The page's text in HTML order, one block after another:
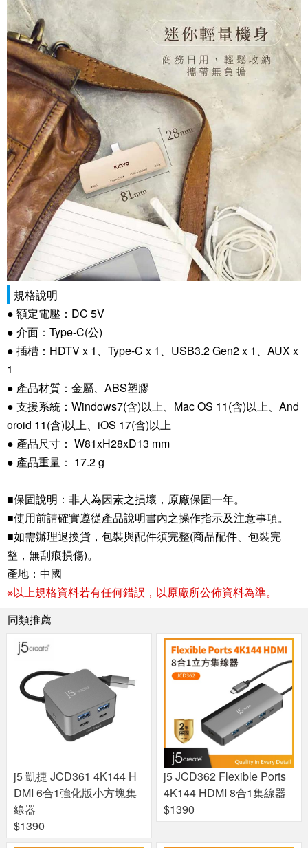
規格說明
● 額定電壓：DC 5V
● 介面：Type-C(公)
● 插槽：HDTVｘ1、Type-Cｘ1、USB3.2 Gen2ｘ1、AUXｘ
1
● 產品材質：金屬、ABS塑膠
● 支援系統：Windows7(含)以上、Mac OS 11(含)以上、And
oroid 11(含)以上、iOS 17(含)以上
● 產品尺寸： W81xH28xD13 mm
● 產品重量： 17.2 g
■保固說明：非人為因素之損壞，原廠保固一年。
■使用前請確實遵從產品說明書內之操作指示及注意事項。
■如需辦理退換貨，包裝與配件須完整(商品配件、包裝完
整，無刮痕損傷)。
產地：中國
※以上規格資料若有任何錯誤，以原廠所公佈資料為準。
同類推薦
j5 凱捷 JCD361 4K144 H
DMI 6合1強化版小方塊集
線器
$1390
j5 JCD362 Flexible Ports
4K144 HDMI 8合1集線器
$1390